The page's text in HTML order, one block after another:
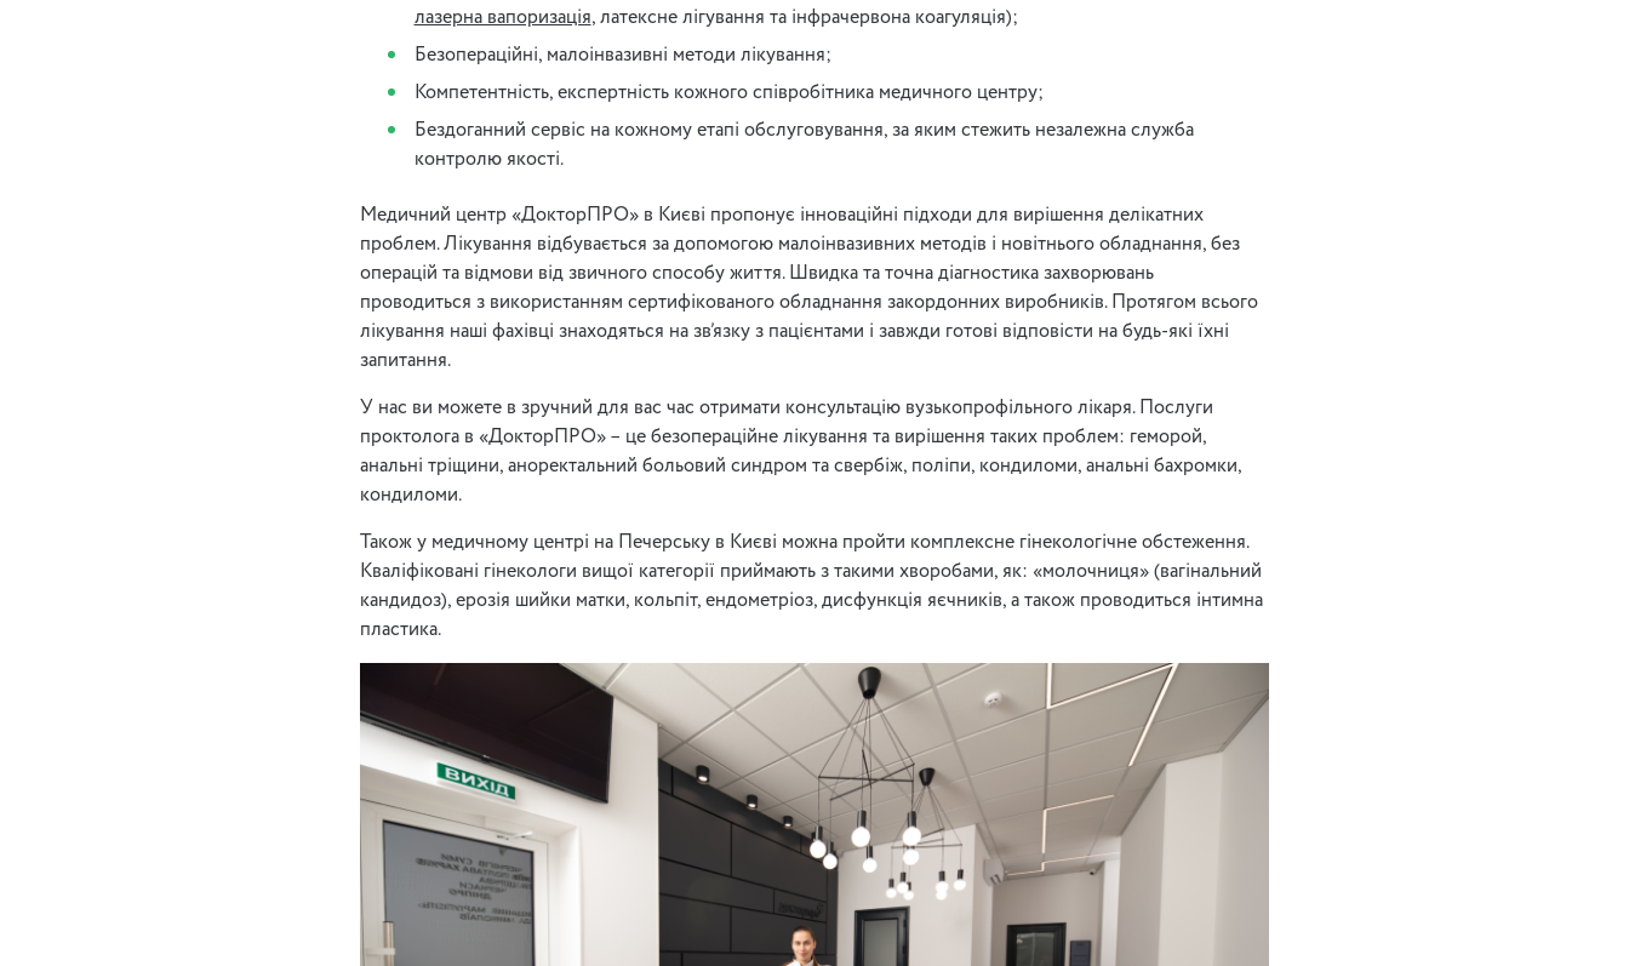
лазерна вапоризація, латексне лігування та інфрачервона коагуляція);
Безопераційні, малоінвазивні методи лікування;
Компетентність, експертність кожного співробітника медичного центру;
Бездоганний сервіс на кожному етапі обслуговування, за яким стежить незалежна служба
контролю якості.
Медичний центр «ДокторПРО» в Києві пропонує інноваційні підходи для вирішення делікатних
проблем. Лікування відбувається за допомогою малоінвазивних методів і новітнього обладнання, без
операцій та відмови від звичного способу життя. Швидка та точна діагностика захворювань
проводиться з використанням сертифікованого обладнання закордонних виробників. Протягом всього
лікування наші фахівці знаходяться на зв’язку з пацієнтами і завжди готові відповісти на будь-які їхні
запитання.
У нас ви можете в зручний для вас час отримати консультацію вузькопрофільного лікаря. Послуги
проктолога в «ДокторПРО» – це безопераційне лікування та вирішення таких проблем: геморой,
анальні тріщини, аноректальний больовий синдром та свербіж, поліпи, кондиломи, анальні бахромки,
кондиломи.
Також у медичному центрі на Печерську в Києві можна пройти комплексне гінекологічне обстеження.
Кваліфіковані гінекологи вищої категорії приймають з такими хворобами, як: «молочниця» (вагінальний
кандидоз), ерозія шийки матки, кольпіт, ендометріоз, дисфункція яєчників, а також проводиться інтимна
пластика.